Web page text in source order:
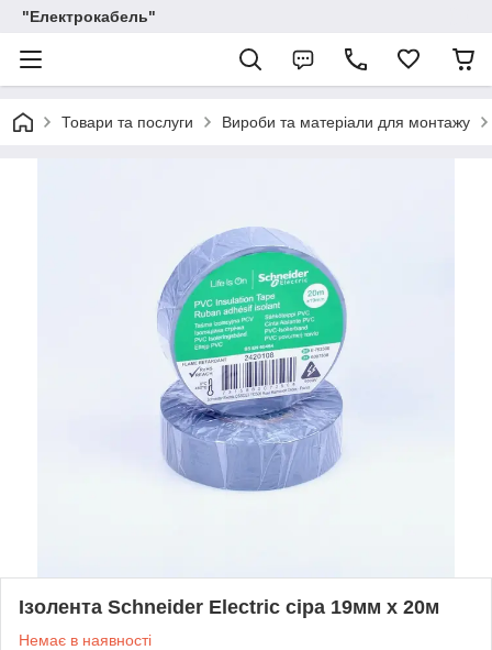
"Електрокабель"
Товари та послуги Вироби та матеріали для монтажу
Ізолента Schneider Electric сіра 19мм х 20м
Немає в наявності